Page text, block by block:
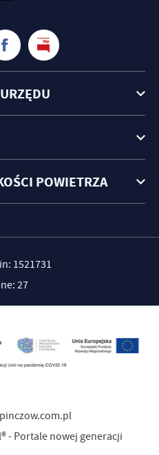
POWIETRZA
1521731
27
- Portale nowej generacji